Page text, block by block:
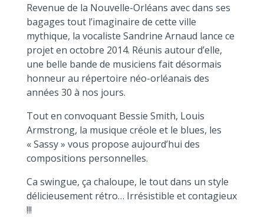
Revenue de la Nouvelle-Orléans avec dans ses
bagages tout l’imaginaire de cette ville
mythique, la vocaliste Sandrine Arnaud lance ce
projet en octobre 2014. Réunis autour d’elle,
une belle bande de musiciens fait désormais
honneur au répertoire néo-orléanais des
années 30 à nos jours.
Tout en convoquant Bessie Smith, Louis
Armstrong, la musique créole et le blues, les
« Sassy » vous propose aujourd’hui des
compositions personnelles.
Ca swingue, ça chaloupe, le tout dans un style
délicieusement rétro… Irrésistible et contagieux
!!!